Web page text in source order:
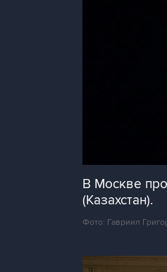
В Москве
(Казахстан).
Фото: Гавриил